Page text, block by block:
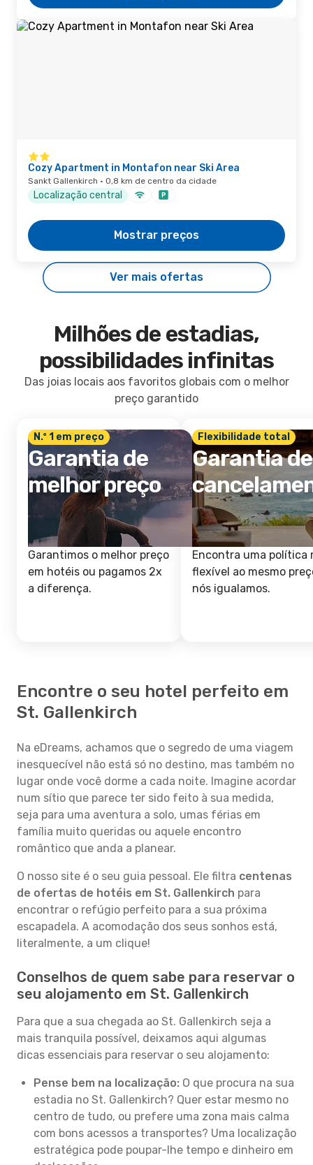
Cozy Apartment in Montafon near Ski Area
Sankt Gallenkirch · 0,8 km de centro da cidade
Localização central
Mostrar preços
Ver mais ofertas
Milhões de estadias,
possibilidades infinitas
Das joias locais aos favoritos globais com o melhor
preço garantido
N.º 1 em preço
Garantia de
melhor preço
Garantimos o melhor preço
em hotéis ou pagamos 2x
a diferença.
Flexibilidade total
Garantia de
Encontra uma política
flexível ao mesmo
nós igualamos.
Encontre o seu hotel perfeito em
St. Gallenkirch
Na eDreams, achamos que o segredo de uma viagem
inesquecível não está só no destino, mas também no
lugar onde você dorme a cada noite. Imagine acordar
num sítio que parece ter sido feito à sua medida,
seja para uma aventura a solo, umas férias em
família muito queridas ou aquele encontro
romântico que anda a planear.
O nosso site é o seu guia pessoal. Ele filtra centenas
de ofertas de hotéis em St. Gallenkirch para
encontrar o refúgio perfeito para a sua próxima
escapadela. A acomodação dos seus sonhos está,
literalmente, a um clique!
Conselhos de quem sabe para reservar o
seu alojamento em St. Gallenkirch
Para que a sua chegada ao St. Gallenkirch seja a
mais tranquila possível, deixamos aqui algumas
dicas essenciais para reservar o seu alojamento:
Pense bem na localização: O que procura na sua
estadia no St. Gallenkirch? Quer estar mesmo no
centro de tudo, ou prefere uma zona mais calma
com bons acessos a transportes? Uma localização
estratégica pode poupar-lhe tempo e dinheiro em